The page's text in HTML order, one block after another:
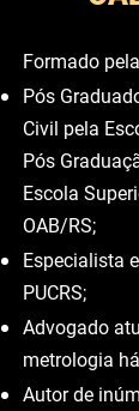
Dr.
Formado
Pós
Civil pela
Pós
Escola
OAB/RS;
Especialista
PUCRS;